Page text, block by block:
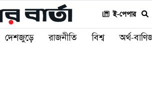
ই-পেপার
দেশজুড়ে রাজনীতি বিশ্ব
অর্থ-